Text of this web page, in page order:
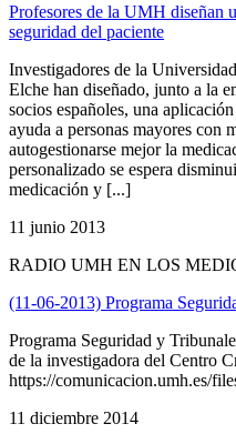
Profesores de la UMH diseñan
seguridad del paciente
Investigadores de la
Elche han diseñado, junto a la
socios españoles, una
ayuda a personas mayores con
autogestionarse mejor la
personalizado se espera
medicación y [...]
11 junio 2013
RADIO UMH EN LOS
(11-06-2013) Programa
Programa Seguridad y
de la investigadora del Centro
https://comunicacion.umh.es/
11 diciembre 2014